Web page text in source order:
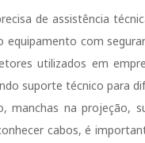
de assistência
equipamento com
utilizados em
suporte técnico para
manchas na projeção,
cabos, é